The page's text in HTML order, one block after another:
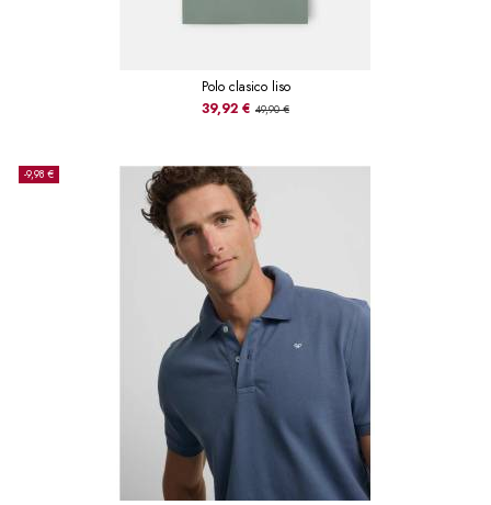
Polo clasico liso
39,92 € 49,90 €
-9,98 €